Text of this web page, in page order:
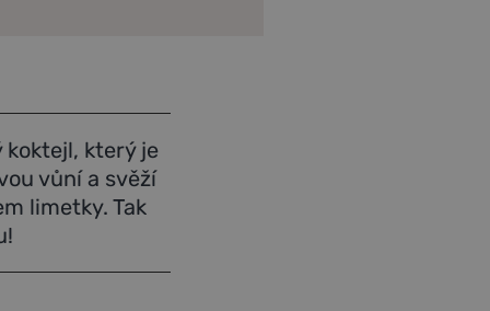
koktejl, který je
vůní a svěží
limetky. Tak